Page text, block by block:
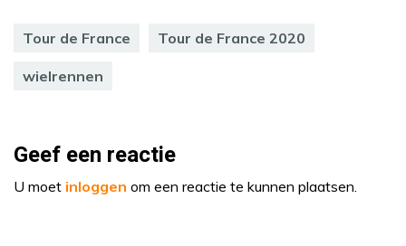
Tour de France Tour de France 2020
wielrennen
Geef een reactie
U moet inloggen om een reactie te kunnen plaatsen.